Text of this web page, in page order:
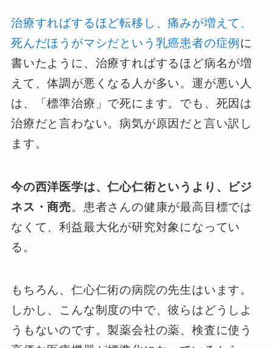
治療すればするほど転移し、痛みが増えて、
死んだほうがマシだという乳癌患者の症例 に
書いたように、治療すればするほど病名が増
えて、体調が悪くなる人が多い。運が悪い人
は、「標準治療」で死にます。でも、死因は
治療だと言わない。病気が原因だと言い訳し
ます。
今の西洋医学は、仁心仁術というより、ビジ
ネス・商売。患者さんの健康が最高目標では
なくて、利益最大化が研究対象になってい
る。
もちろん、仁心仁術の病院の先生はいます。
しかし、こんな制度の中で、彼らはどうしよ
うもないのです。製薬会社の薬、検査に使う